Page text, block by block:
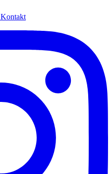
Kontakt